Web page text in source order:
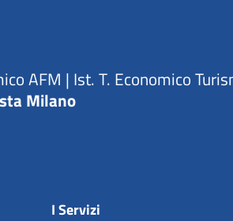
AFM | Ist. T. Economico
Milano
I Servizi